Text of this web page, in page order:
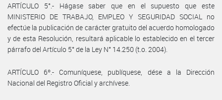
ARTÍCULO 5°.- Hágase saber que en el supuesto que este
MINISTERIO DE TRABAJO, EMPLEO Y SEGURIDAD SOCIAL no
efectúe la publicación de carácter gratuito del acuerdo homologado
y de esta Resolución, resultará aplicable lo establecido en el tercer
párrafo del Artículo 5° de la Ley N° 14.250 (t.o. 2004).
ARTÍCULO 6º.- Comuníquese, publíquese, dése a la Dirección
Nacional del Registro Oficial y archívese.